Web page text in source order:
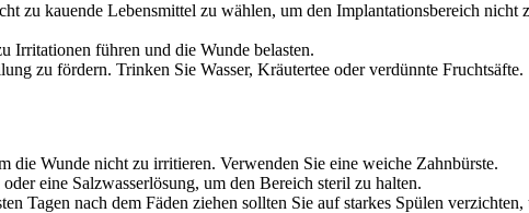
zu kauende Lebensmittel zu wählen, um den Implantationsbereich nicht
Irritationen führen und die Wunde belasten.
zu fördern. Trinken Sie Wasser, Kräutertee oder verdünnte Fruchtsäfte.
die Wunde nicht zu irritieren. Verwenden Sie eine weiche Zahnbürste.
eine Salzwasserlösung, um den Bereich steril zu halten.
Tagen nach dem Fäden ziehen sollten Sie auf starkes Spülen